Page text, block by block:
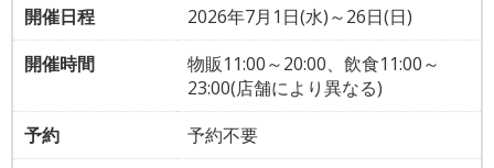
開催日程
2026年7月1日(水)～26日(日)
開催時間
物販11:00～20:00、飲食11:00～
23:00(店舗により異なる)
予約
予約不要